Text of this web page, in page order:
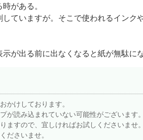
がある。
ていますが。そこで使われるインク
が出る前に出なくなると紙が無駄に
かけしております。
が読み込まれていない可能性がございます。
ますので、宜しければお試しくださいませ。
ださいませ。